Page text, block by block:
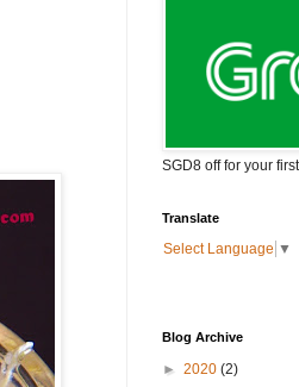
SGD8 off for your
Translate
Select Language ▼
Blog Archive
► 2020 (2)